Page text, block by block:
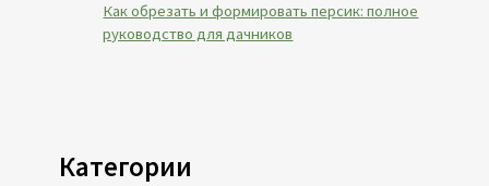
Как обрезать и формировать персик: полное
руководство для дачников
Категории